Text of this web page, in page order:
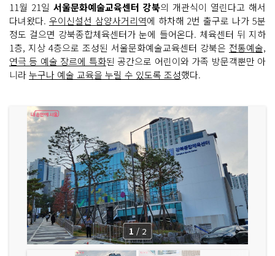
11월 21일 서울문화예술교육센터 강북의 개관식이 열린다고 해서
다녀왔다. 우이신설선 삼양사거리역에 하차해 2번 출구로 나가 5분
정도 걸으면 강북종합체육센터가 눈에 들어온다. 체육센터 뒤 지하
1층, 지상 4층으로 조성된 서울문화예술교육센터 강북은 전통예술,
연극 등 예술 장르에 특화된 공간으로 어린이와 가족 방문객뿐만 아
니라누구나 예술 교육을 누릴 수 있도록 조성했다.
1 / 2